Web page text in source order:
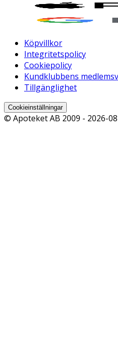
Köpvillkor
Integritetspolicy
Cookiepolicy
Kundklubbens
Tillgänglighet
Cookieinställningar
© Apoteket AB 2009 - 2026-